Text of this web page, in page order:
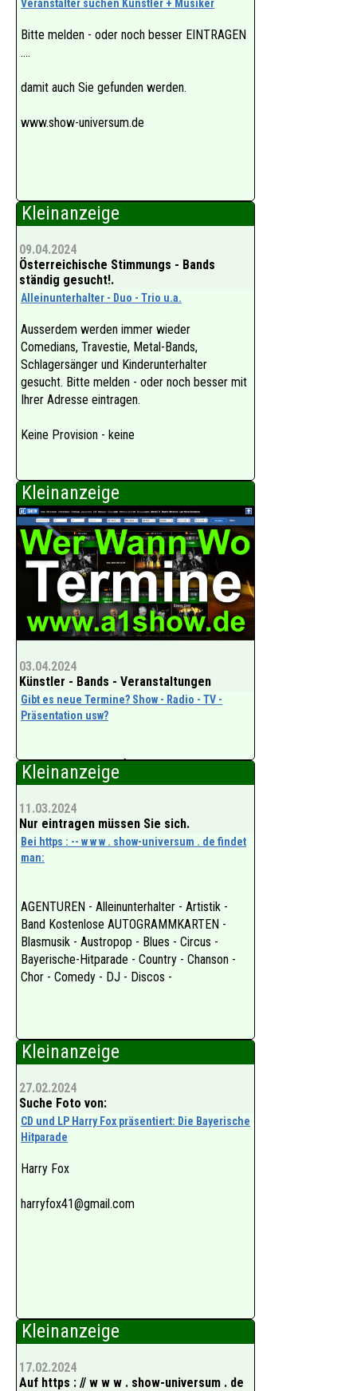
Veranstalter suchen Künstler + Musiker
Bitte melden - oder noch besser EINTRAGEN
....
damit auch Sie gefunden werden.
www.show-universum.de
Kleinanzeige
09.04.2024
Österreichische Stimmungs - Bands
ständig gesucht!.
Alleinunterhalter - Duo - Trio u.a.
Ausserdem werden immer wieder
Comedians, Travestie, Metal-Bands,
Schlagersänger und Kinderunterhalter
gesucht. Bitte melden - oder noch besser mit
Ihrer Adresse eintragen.
Keine Provision - keine
Kleinanzeige
03.04.2024
Künstler - Bands - Veranstaltungen
Gibt es neue Termine? Show - Radio - TV -
Präsentation usw?
Karten im Vorverkauf?
NEUE Besucher und Gäste kommen.
Ist KOSTENLOS - BRINGT aber VIEL!
Danke
und empfehlen
Kleinanzeige
11.03.2024
Nur eintragen müssen Sie sich.
Bei https : -- w w w . show-universum . de findet
man:
AGENTUREN - Alleinunterhalter - Artistik -
Band Kostenlose AUTOGRAMMKARTEN -
Blasmusik - Austropop - Blues - Circus -
Bayerische-Hitparade - Country - Chanson -
Chor - Comedy - DJ - Discos -
Kleinanzeige
27.02.2024
Suche Foto von:
CD und LP Harry Fox präsentiert: Die Bayerische
Hitparade
Harry Fox
harryfox41@gmail.com
Kleinanzeige
17.02.2024
Auf https : // w w w . show-universum . de